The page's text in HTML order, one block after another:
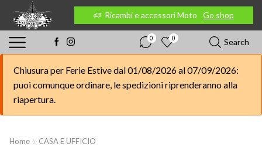
Go shop Ricambi e accessori Moto Go shop
0 0 Search
Chiusura per Ferie Estive dal 01/08/2026 al 07/09/2026:
puoi comunque ordinare, le spedizioni riprenderanno alla
riapertura.
Home CASA E UFFICIO